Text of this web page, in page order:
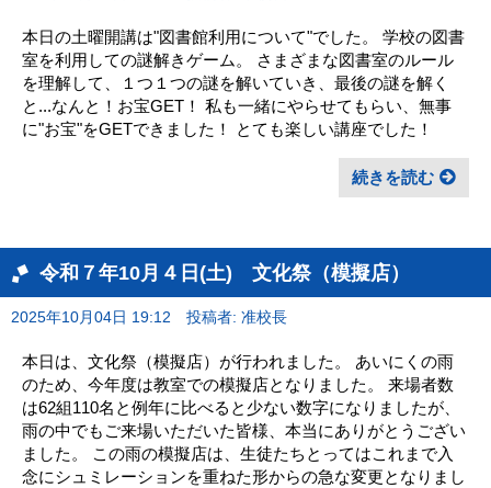
本日の土曜開講は"図書館利用について"でした。 学校の図書
室を利用しての謎解きゲーム。 さまざまな図書室のルール
を理解して、１つ１つの謎を解いていき、最後の謎を解く
と...なんと！お宝GET！ 私も一緒にやらせてもらい、無事
に"お宝"をGETできました！ とても楽しい講座でした！
続きを読む
令和７年10月４日(土) 文化祭（模擬店）
2025年10月04日 19:12 投稿者: 准校長
本日は、文化祭（模擬店）が行われました。 あいにくの雨
のため、今年度は教室での模擬店となりました。 来場者数
は62組110名と例年に比べると少ない数字になりましたが、
雨の中でもご来場いただいた皆様、本当にありがとうござい
ました。 この雨の模擬店は、生徒たちとってはこれまで入
念にシュミレーションを重ねた形からの急な変更となりまし